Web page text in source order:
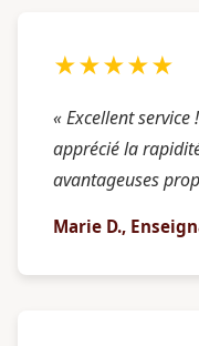
★★★★★
« Excellent
apprécié la
avantageuses
Marie D.,